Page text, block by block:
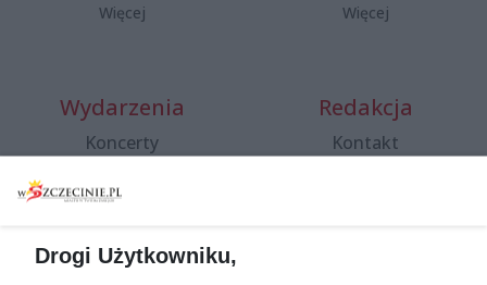
Więcej Więcej
Wydarzenia
Koncerty
Spacery i oprowadzania
targi
Redakcja
Kontakt
Drogi Użytkowniku,